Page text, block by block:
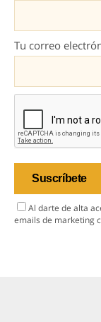
Tu correo
Al darte de alta
emails de marketing